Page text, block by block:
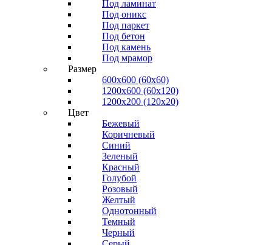
Под ламинат
Под оникс
Под паркет
Под бетон
Под камень
Под мрамор
Размер
600х600 (60х60)
1200х600 (60х120)
1200х200 (120x20)
Цвет
Бежевый
Коричневый
Синий
Зеленый
Красный
Голубой
Розовый
Желтый
Однотонный
Темный
Черный